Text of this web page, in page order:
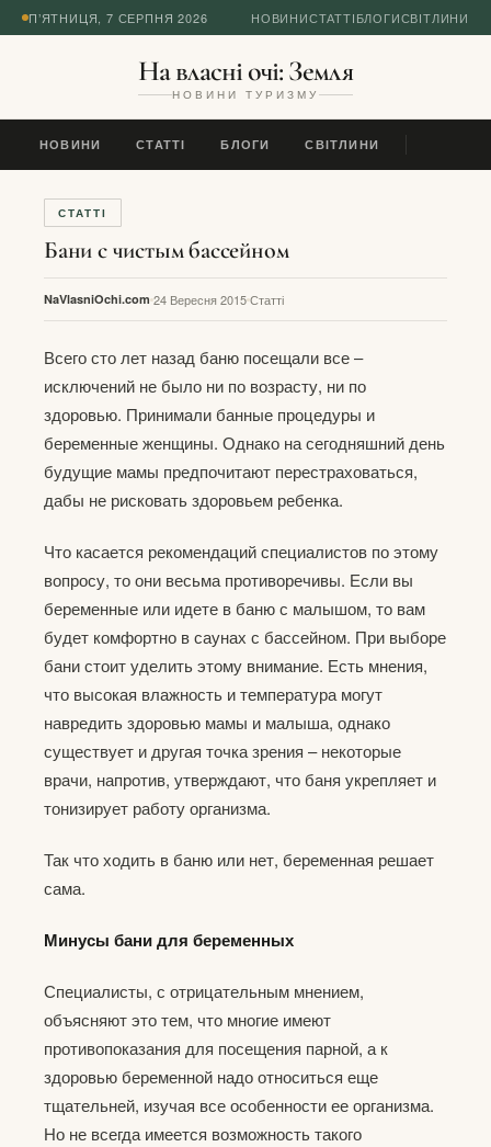
П’ЯТНИЦЯ, 7 СЕРПНЯ 2026 НОВИНИСТАТТІБЛОГИСВІТЛИНИ
На власні очі: Земля
НОВИНИ ТУРИЗМУ
НОВИНИ СТАТТІ БЛОГИ СВІТЛИНИ
СТАТТІ
Бани с чистым бассейном
NaVlasniOchi.com 24 Вересня 2015Статті
Всего сто лет назад баню посещали все –
исключений не было ни по возрасту, ни по
здоровью. Принимали банные процедуры и
беременные женщины. Однако на сегодняшний день
будущие мамы предпочитают перестраховаться,
дабы не рисковать здоровьем ребенка.
Что касается рекомендаций специалистов по этому
вопросу, то они весьма противоречивы. Если вы
беременные или идете в баню с малышом, то вам
будет комфортно в саунах с бассейном. При выборе
бани стоит уделить этому внимание. Есть мнения,
что высокая влажность и температура могут
навредить здоровью мамы и малыша, однако
существует и другая точка зрения – некоторые
врачи, напротив, утверждают, что баня укрепляет и
тонизирует работу организма.
Так что ходить в баню или нет, беременная решает
сама.
Минусы бани для беременных
Специалисты, с отрицательным мнением,
объясняют это тем, что многие имеют
противопоказания для посещения парной, а к
здоровью беременной надо относиться еще
тщательней, изучая все особенности ее организма.
Но не всегда имеется возможность такого